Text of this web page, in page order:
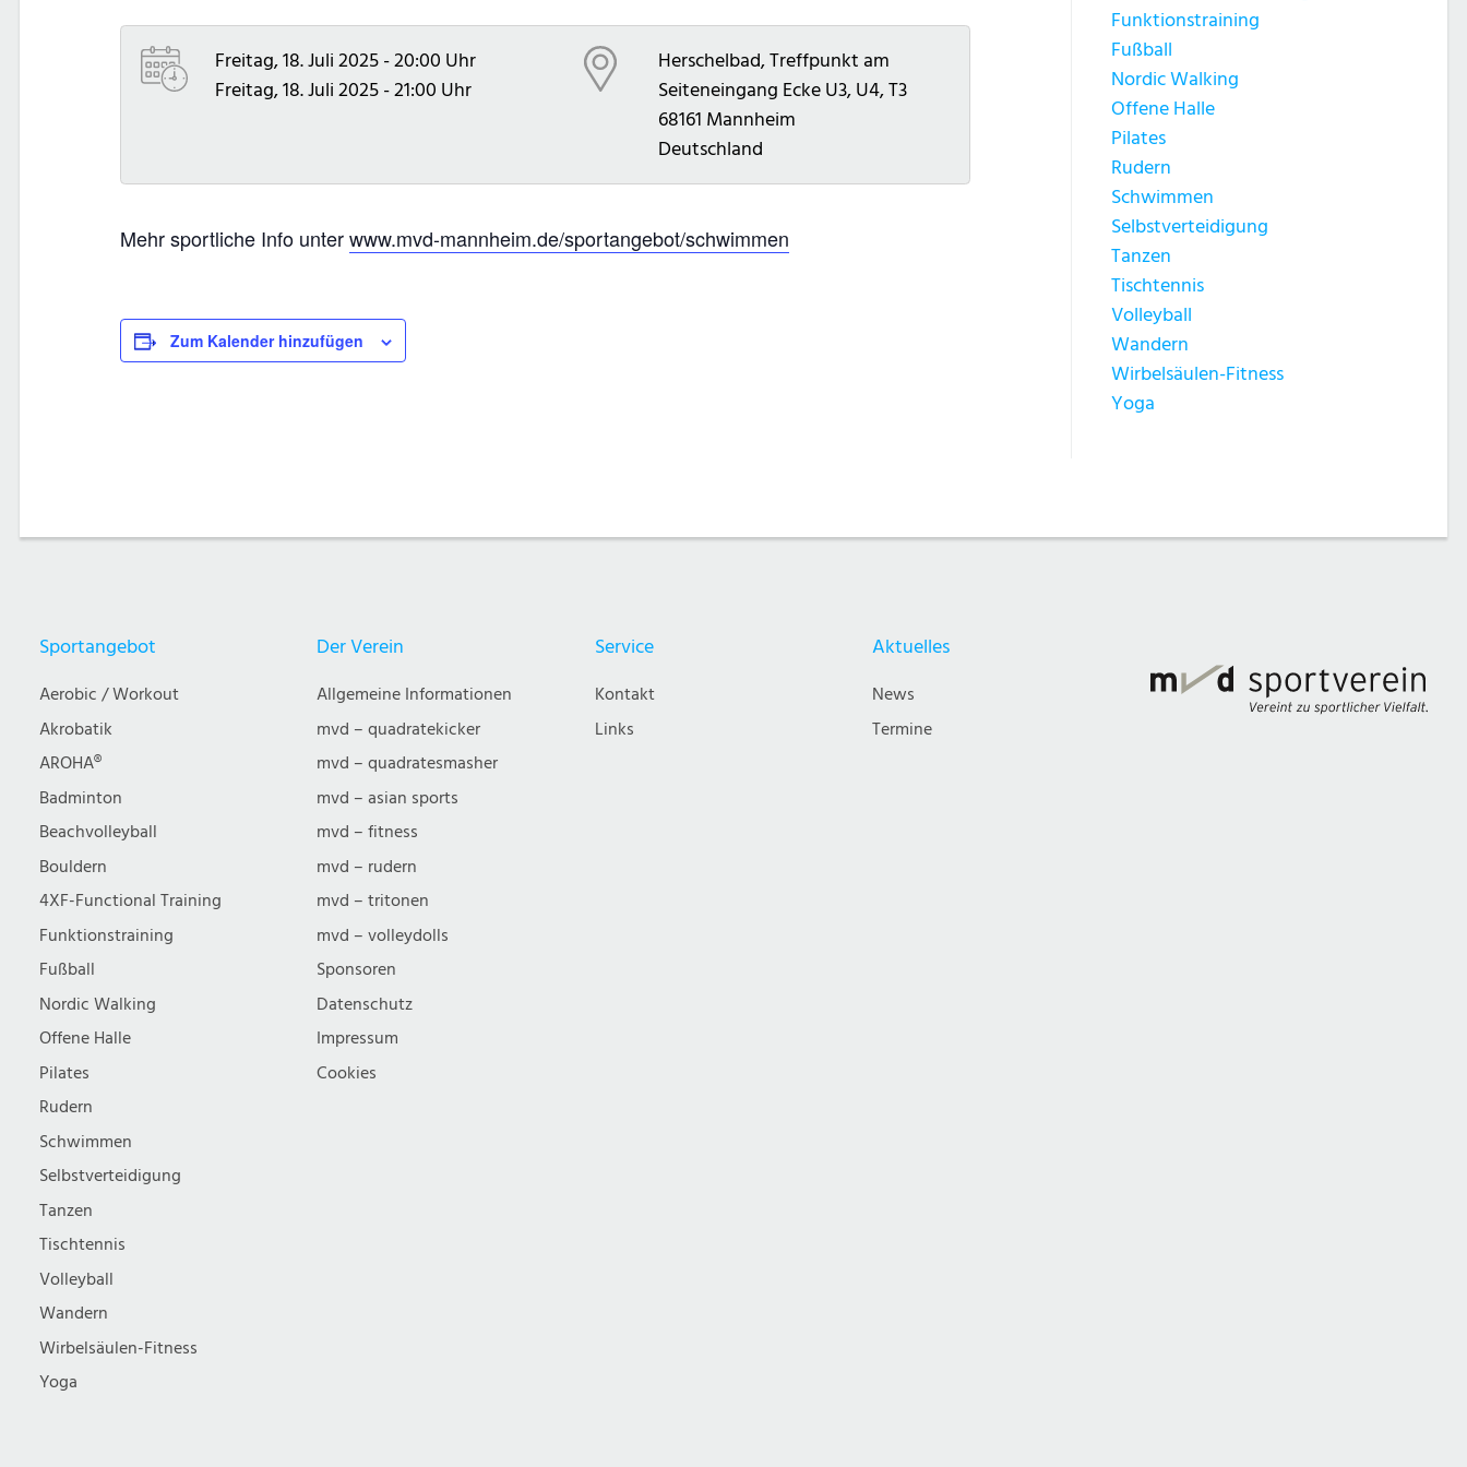
Freitag, 18. Juli 2025 - 20:00 Uhr
Freitag, 18. Juli 2025 - 21:00 Uhr
Herschelbad, Treffpunkt am
Seiteneingang Ecke U3, U4, T3
68161 Mannheim
Deutschland
Mehr sportliche Info unterwww.mvd-mannheim.de/sportangebot/schwimmen
Zum Kalender hinzufügen
Funktionstraining
Fußball
Nordic Walking
Offene Halle
Pilates
Rudern
Schwimmen
Selbstverteidigung
Tanzen
Tischtennis
Volleyball
Wandern
Wirbelsäulen-Fitness
Yoga
Sportangebot
Aerobic / Workout
Akrobatik
AROHA®
Badminton
Beachvolleyball
Bouldern
4XF-Functional Training
Funktionstraining
Fußball
Nordic Walking
Offene Halle
Pilates
Rudern
Schwimmen
Selbstverteidigung
Tanzen
Tischtennis
Volleyball
Wandern
Wirbelsäulen-Fitness
Yoga
Der Verein
Allgemeine Informationen
mvd – quadratekicker
mvd – quadratesmasher
mvd – asian sports
mvd – fitness
mvd – rudern
mvd – tritonen
mvd – volleydolls
Sponsoren
Datenschutz
Impressum
Cookies
Service
Kontakt
Links
Aktuelles
News
Termine